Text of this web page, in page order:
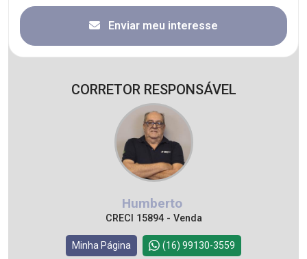
Enviar meu interesse
CORRETOR RESPONSÁVEL
Humberto
CRECI 15894 - Venda
Minha Página (16) 99130-3559